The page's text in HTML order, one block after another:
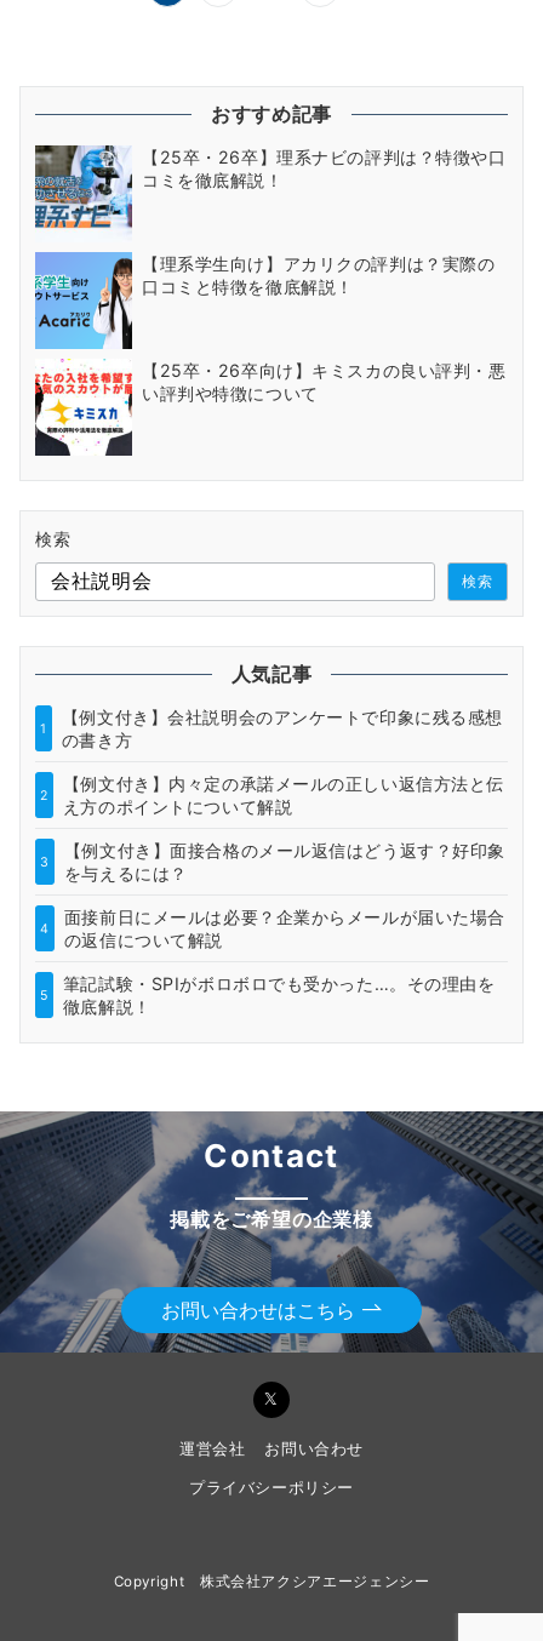
ペ
ー
ジ
送
り
おすすめ記事
【25卒・26卒】理系ナビの評判は？特徴や口
コミを徹底解説！
【理系学生向け】アカリクの評判は？実際の
口コミと特徴を徹底解説！
【25卒・26卒向け】キミスカの良い評判・悪
い評判や特徴について
検索
検索
人気記事
1
【例文付き】会社説明会のアンケートで印象に残る感想
の書き方
2
【例文付き】内々定の承諾メールの正しい返信方法と伝
え方のポイントについて解説
3
【例文付き】面接合格のメール返信はどう返す？好印象
を与えるには？
4
面接前日にメールは必要？企業からメールが届いた場合
の返信について解説
5
筆記試験・SPIがボロボロでも受かった…。その理由を
徹底解説！
Contact
掲載をご希望の企業様
お問い合わせはこちら
運営会社 お問い合わせ
プライバシーポリシー
Copyright 株式会社アクシアエージェンシー